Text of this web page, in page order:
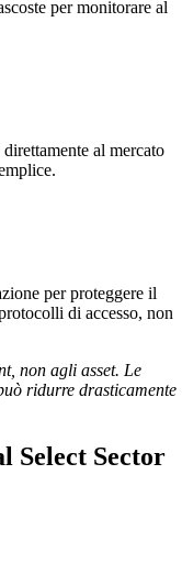
per monitorare al
al mercato
per proteggere il
di accesso, non
non agli asset. Le
ridurre drasticamente
Select Sector